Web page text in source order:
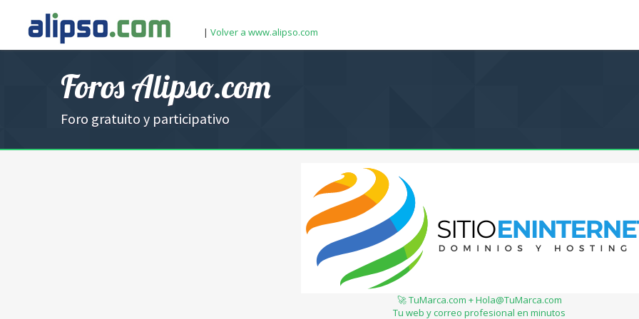
| Volver a www.alipso.com
Foros Alipso.com
Foro gratuito y participativo
🚀 TuMarca.com + Hola@TuMarca.com
Tu web y correo profesional en minutos